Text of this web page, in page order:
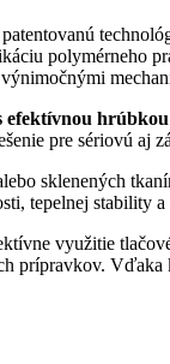
polymérneho
pre sériovú aj
sklenených
tepelnej stability
využitie
prípravkov.